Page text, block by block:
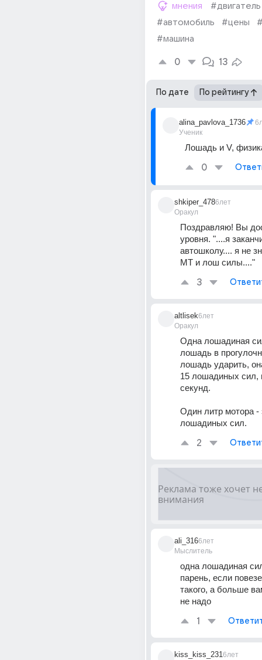
мнения
#двигатель
#автомобиль
#цены
#машина
0 13
По дате По рейтингу
alina_pavlova_1736
Ученик
Лошадь и V,
0
shkiper_478
Оракул
6лет
Поздравляю! Вы
уровня. "....я
автошколу.... я не
МТ и лош силы...."
3
altlisek
Оракул
6лет
Одна лошадиная
лошадь в
лошадь ударить,
15 лошадиных сил,
секунд.
Один литр мотора -
лошадиных сил.
2
ali_316
Мыслитель
6лет
одна лошадиная
парень, если
такого, а больше
не надо
1
kiss_kiss_2316лет